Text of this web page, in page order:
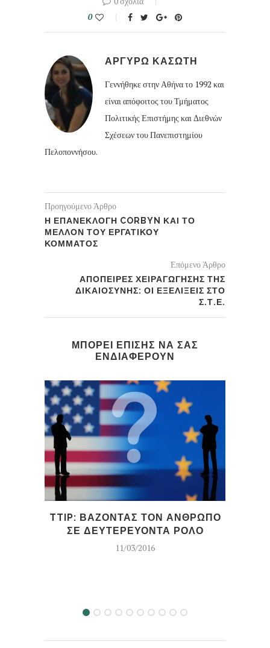
0
ΑΡΓΥΡΩ ΚΑΣΩΤΗ
Γεννήθηκε στην Αθήνα το 1992 και
είναι απόφοιτος του Τμήματος
Πολιτικής Επιστήμης και Διεθνών
Σχέσεων του Πανεπιστημίου
Πελοποννήσου.
Προηγούμενο Άρθρο
Η ΕΠΑΝΕΚΛΟΓΗ CORBYN ΚΑΙ ΤΟ
ΜΕΛΛΟΝ ΤΟΥ ΕΡΓΑΤΙΚΟΥ
ΚΟΜΜΑΤΟΣ
Επόμενο Άρθρο
ΑΠΟΠΕΙΡΕΣ ΧΕΙΡΑΓΩΓΗΣΗΣ ΤΗΣ
ΔΙΚΑΙΟΣΥΝΗΣ: ΟΙ ΕΞΕΛΙΞΕΙΣ ΣΤΟ
Σ.Τ.Ε.
ΜΠΟΡΕΙ ΕΠΙΣΗΣ ΝΑ ΣΑΣ
ΕΝΔΙΑΦΕΡΟΥΝ
TTIP: ΒΑΖΟΝΤΑΣ ΤΟΝ ΑΝΘΡΩΠΟ
ΣΕ ΔΕΥΤΕΡΕΥΟΝΤΑ ΡΟΛΟ
11/03/2016